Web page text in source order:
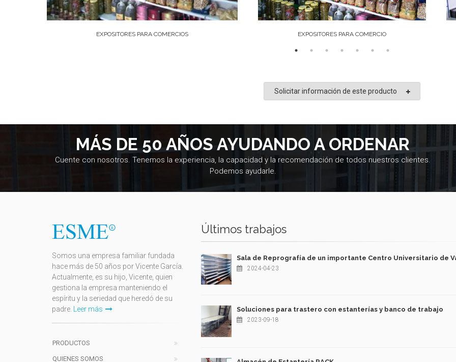
EXPOSITORES PARA COMERCIOS EXPOSITORES PARA COMERCIO
Solicitar información de este producto
MÁS DE 50 AÑOS AYUDANDO A ORDENAR
Cuente con nosotros. Tenemos la experiencia, la capacidad y la recomendación de todos nuestros clientes.
Podemos ayudarle.
Somos una empresa familiar fundada
hace más de 50 años por Vicente García.
Actualmente, es su hijo, Vicente, quien
gestiona la empresa manteniendo el
espíritu y la seriedad que heredó de su
padre.
Leer más
PRODUCTOS
QUIENES SOMOS
Últimos trabajos
Sala de Reprografía de un importante Centro Universitario de
2024-04-23
Soluciones para trastero con estanterías y banco de trabajo
2023-09-18